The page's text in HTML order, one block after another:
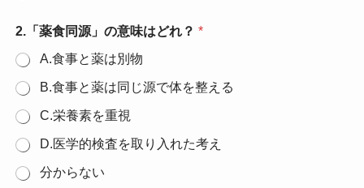
2.「薬食同源」の意味はどれ？ *
A.食事と薬は別物
B.食事と薬は同じ源で体を整える
C.栄養素を重視
D.医学的検査を取り入れた考え
分からない